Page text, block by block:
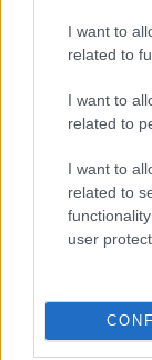
I want to
related to
I want to
related to
I want to
related to
user
Guida step-